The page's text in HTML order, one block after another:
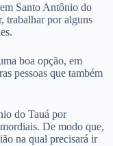
Santo Antônio do
trabalhar por alguns
boa opção, em
pessoas que também
do Tauá por
De modo que,
na qual precisará ir